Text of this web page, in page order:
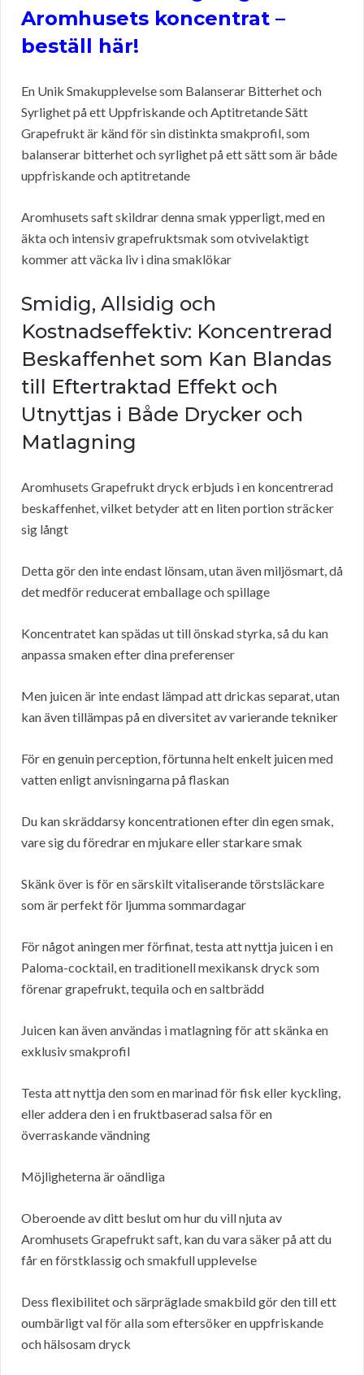
Aromhusets koncentrat –
beställ här!
En Unik Smakupplevelse som Balanserar Bitterhet och
Syrlighet på ett Uppfriskande och Aptitretande Sätt
Grapefrukt är känd för sin distinkta smakprofil, som
balanserar bitterhet och syrlighet på ett sätt som är både
uppfriskande och aptitretande
Aromhusets saft skildrar denna smak ypperligt, med en
äkta och intensiv grapefruktsmak som otvivelaktigt
kommer att väcka liv i dina smaklökar
Smidig, Allsidig och
Kostnadseffektiv: Koncentrerad
Beskaffenhet som Kan Blandas
till Eftertraktad Effekt och
Utnyttjas i Både Drycker och
Matlagning
Aromhusets Grapefrukt dryck erbjuds i en koncentrerad
beskaffenhet, vilket betyder att en liten portion sträcker
sig långt
Detta gör den inte endast lönsam, utan även miljösmart, då
det medför reducerat emballage och spillage
Koncentratet kan spädas ut till önskad styrka, så du kan
anpassa smaken efter dina preferenser
Men juicen är inte endast lämpad att drickas separat, utan
kan även tillämpas på en diversitet av varierande tekniker
För en genuin perception, förtunna helt enkelt juicen med
vatten enligt anvisningarna på flaskan
Du kan skräddarsy koncentrationen efter din egen smak,
vare sig du föredrar en mjukare eller starkare smak
Skänk över is för en särskilt vitaliserande törstsläckare
som är perfekt för ljumma sommardagar
För något aningen mer förfinat, testa att nyttja juicen i en
Paloma-cocktail, en traditionell mexikansk dryck som
förenar grapefrukt, tequila och en saltbrädd
Juicen kan även användas i matlagning för att skänka en
exklusiv smakprofil
Testa att nyttja den som en marinad för fisk eller kyckling,
eller addera den i en fruktbaserad salsa för en
överraskande vändning
Möjligheterna är oändliga
Oberoende av ditt beslut om hur du vill njuta av
Aromhusets Grapefrukt saft, kan du vara säker på att du
får en förstklassig och smakfull upplevelse
Dess flexibilitet och särpräglade smakbild gör den till ett
oumbärligt val för alla som eftersöker en uppfriskande
och hälsosam dryck